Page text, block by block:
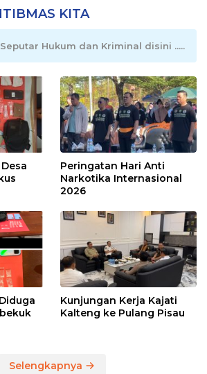
KITA
Hukum dan Kriminal disini .....
Peringatan Hari Anti
Narkotika Internasional
2026
Kunjungan Kerja Kajati
Kalteng ke Pulang Pisau
Selengkapnya